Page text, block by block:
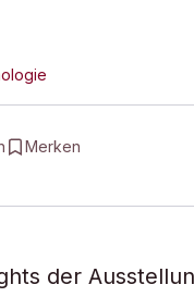
Merken
der